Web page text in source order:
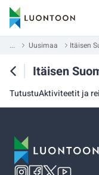
... Uusimaa Itäisen
Itäisen
TutustuAktiviteetit ja